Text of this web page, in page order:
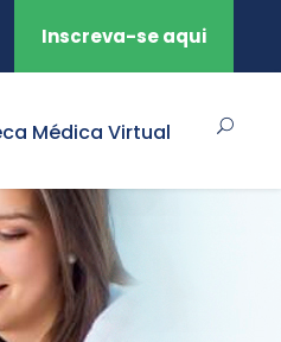
Inscreva-se aqui
Médica Virtual